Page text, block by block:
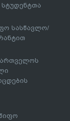
სასწავლო/